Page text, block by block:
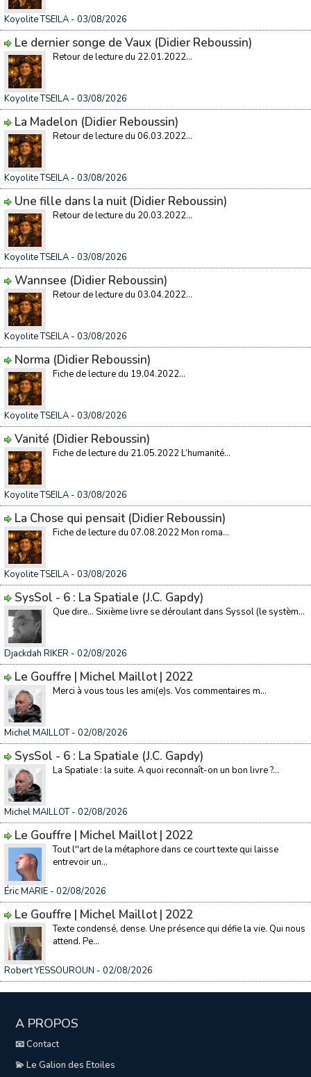
Koyolite TSEILA - 03/08/2026
Le dernier songe de Vaux (Didier Reboussin)
Retour de lecture du 22.01.2022...
Koyolite TSEILA - 03/08/2026
La Madelon (Didier Reboussin)
Retour de lecture du 06.03.2022...
Koyolite TSEILA - 03/08/2026
Une fille dans la nuit (Didier Reboussin)
Retour de lecture du 20.03.2022...
Koyolite TSEILA - 03/08/2026
Wannsee (Didier Reboussin)
Retour de lecture du 03.04.2022...
Koyolite TSEILA - 03/08/2026
Norma (Didier Reboussin)
Fiche de lecture du 19.04.2022...
Koyolite TSEILA - 03/08/2026
Vanité (Didier Reboussin)
Fiche de lecture du 21.05.2022 L’humanité...
Koyolite TSEILA - 03/08/2026
La Chose qui pensait (Didier Reboussin)
Fiche de lecture du 07.08.2022 Mon roma...
Koyolite TSEILA - 03/08/2026
SysSol - 6 : La Spatiale (J.C. Gapdy)
Que dire… Sixième livre se déroulant dans Syssol (le systèm...
Djackdah RIKER - 02/08/2026
Le Gouffre | Michel Maillot | 2022
Merci à vous tous les ami(e)s. Vos commentaires m...
Michel MAILLOT- 02/08/2026
SysSol - 6 : La Spatiale (J.C. Gapdy)
La Spatiale : la suite. A quoi reconnaît-on un bon livre ?...
Michel MAILLOT- 02/08/2026
Le Gouffre | Michel Maillot | 2022
Tout l''art de la métaphore dans ce court texte qui laisse
entrevoir un...
Éric MARIE - 02/08/2026
Le Gouffre | Michel Maillot | 2022
Texte condensé, dense. Une présence qui défie la vie. Qui nous
attend. Pe...
Robert YESSOUROUN - 02/08/2026
A PROPOS
📧 Contact
💫 Le Galion des Etoiles